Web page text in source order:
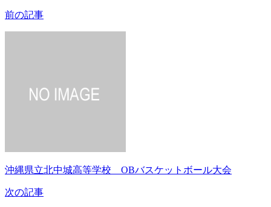
前の記事
沖縄県立北中城高等学校 OBバスケットボール大会
次の記事